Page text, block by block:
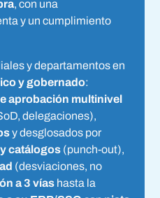
, con una
y un cumplimiento
y departamentos en
y gobernado:
aprobación multinivel
delegaciones),
y desglosados por
catálogos (punch-out),
(desviaciones, no
a 3 vías hasta la